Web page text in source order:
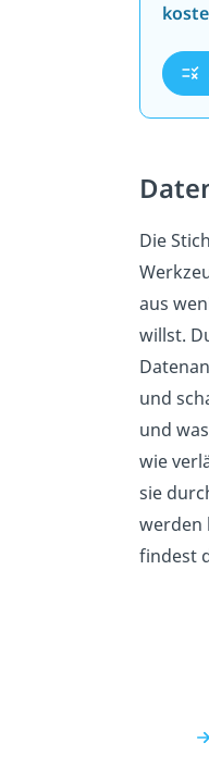
Die
aus
willst.
und
und
wie
sie
werden
findest